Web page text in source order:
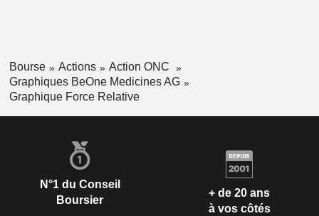
Bourse Actions
Action ONC
Graphiques BeOne Medicines AG
Graphique Force Relative
N°1 du Conseil
Boursier
+ de 20 ans
à vos côtés